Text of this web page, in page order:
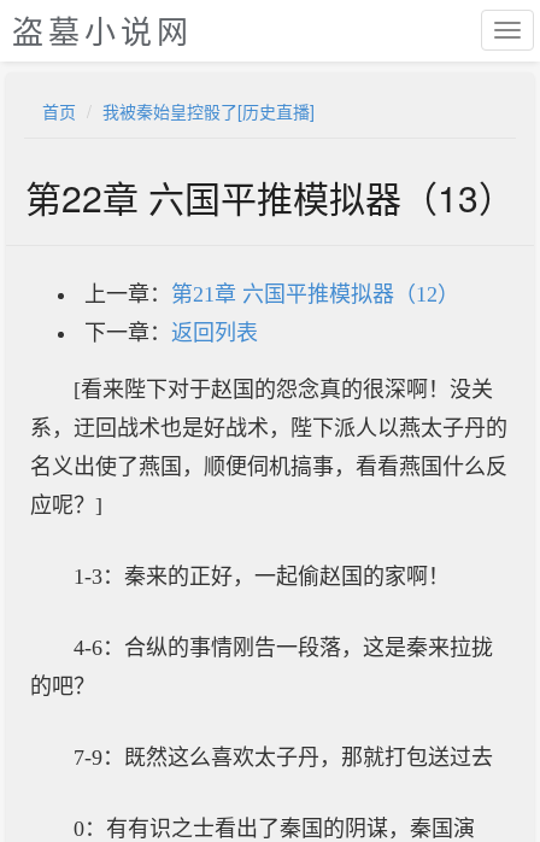
盗墓小说网
首页 我被秦始皇控骰了[历史直播]
第22章 六国平推模拟器（13）
上一章： 第21章 六国平推模拟器（12）
下一章： 返回列表
[看来陛下对于赵国的怨念真的很深啊！没关
系，迂回战术也是好战术，陛下派人以燕太子丹的
名义出使了燕国，顺便伺机搞事，看看燕国什么反
应呢？]
1-3：秦来的正好，一起偷赵国的家啊！
4-6：合纵的事情刚告一段落，这是秦来拉拢
的吧？
7-9：既然这么喜欢太子丹，那就打包送过去
0：有有识之士看出了秦国的阴谋，秦国演